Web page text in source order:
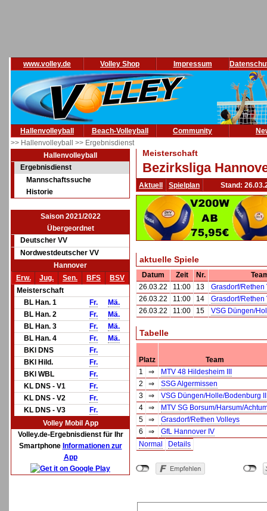
www.volley.de Volley Shop Impressum
Hallenvolleyball Beach-Volleyball Community
>> Hallenvolleyball >> Ergebnisdienst
Hallenvolleyball
Ergebnisdienst
Mannschaftssuche
Historie
Saison 2021/2022
Übergeordnet
Deutscher VV
Nordwestdeutscher VV
Hannover
Erw.
Jug. Sen. BFS
BSV
Meisterschaft
BL Han. 1
Fr.
Mä.
BL Han. 2
Fr.
Mä.
BL Han. 3
Fr.
Mä.
BL Han. 4
Fr.
Mä.
BKl DNS
Fr.
BKl Hild.
Fr.
BKl WBL
Fr.
KL DNS - V1
Fr.
KL DNS - V2
Fr.
KL DNS - V3
Fr.
Volley Mobil App
Volley.de-Ergebnisdienst für Ihr
Smartphone Informationen zur
App
Meisterschaft
Bezirksliga
Aktuell Spielplan Stand:
aktuelle Spiele
Datum Zeit Nr.
26.03.22
11:00 13
Grasdorf/Rethen
26.03.22
11:00 14
Grasdorf/Rethen
26.03.22
11:00 15 VSG Düngen/
Tabelle
Platz
Team
1
⇒
MTV 48 Hildesheim III
2
⇒
SSG Algermissen
3
⇒
VSG Düngen/Holle/Bodenburg II
4
⇒
MTV SG Borsum/Harsum/
5
⇒
Grasdorf/Rethen Volleys
6
⇒
GfL Hannover IV
Normal
Details